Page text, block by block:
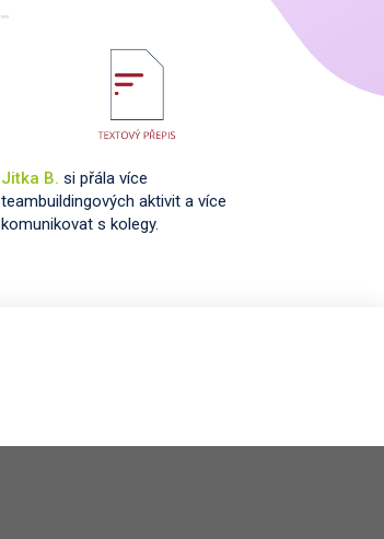
Jitka B. si přála více
teambuildingových aktivit a více
komunikovat s kolegy.